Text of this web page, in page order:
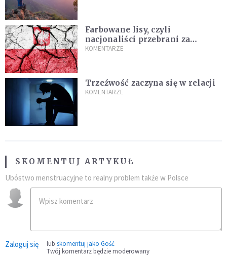
Farbowane lisy, czyli
nacjonaliści przebrani za
chrześcijan
KOMENTARZE
Trzeźwość zaczyna się w relacji
KOMENTARZE
SKOMENTUJ ARTYKUŁ
Ubóstwo menstruacyjne to realny problem także w Polsce
Zaloguj się lub skomentuj jako Gość
Twój komentarz będzie moderowany